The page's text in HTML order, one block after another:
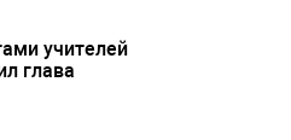
учителей
глава